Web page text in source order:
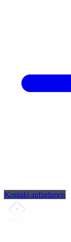
Kontakt aufnehmen